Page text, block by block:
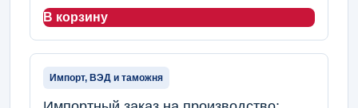
В корзину
Импорт, ВЭД и таможня